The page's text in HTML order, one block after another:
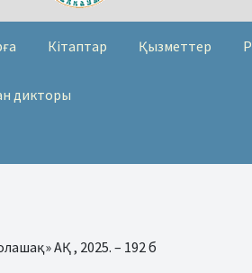
Кітаптар Қызметтер
дикторы
АҚ , 2025. – 192 б